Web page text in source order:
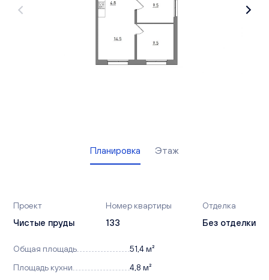
Вакансии
Офисы продаж
Планировка Этаж
Проект
Чистые пруды
Номер квартиры
133
Отделка
Без отделки
Общая площадь
51,4 м²
Площадь кухни
4,8 м²